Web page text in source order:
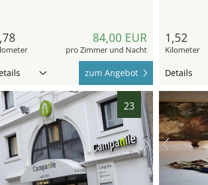
84,00 EUR
pro Zimmer und Nacht
zum Angebot
1,52
Kilometer
Details
23